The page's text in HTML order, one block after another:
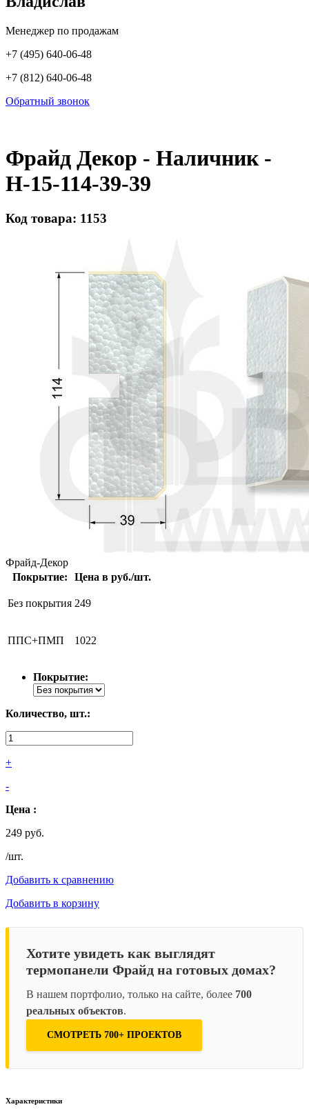
Менеджер по продажам
+7 (495) 640-06-48
+7 (812) 640-06-48
Обратный звонок
Фрайд Декор - Наличник -
Н-15-114-39-39
Код товара: 1153
Фрайд-Декор
Покрытие:
Цена в руб./шт.
Без покрытия 249
ППС+ПМП 1022
Покрытие:
Количество, шт.:
+
-
Цена :
249 руб.
/шт.
Добавить к сравнению
Добавить в корзину
Хотите увидеть как выглядят
термопанели Фрайд на готовых домах?
В нашем портфолио, только на сайте, более 700
реальных объектов.
СМОТРЕТЬ 700+ ПРОЕКТОВ
Характеристики